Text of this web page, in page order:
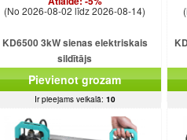
(No 2026-08-02 līdz 2026-08-14)
KD6500 3kW sienas elektriskais
sildītājs
Pievienot grozam
Ir pieejams veikalā: 10